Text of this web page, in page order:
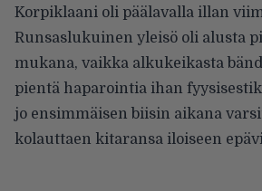
Korpiklaani oli päälavalla illan
Runsaslukuinen yleisö oli alusta
mukana, vaikka alkukeikasta
pientä haparointia ihan
jo ensimmäisen biisin aikana
kolauttaen kitaransa iloiseen